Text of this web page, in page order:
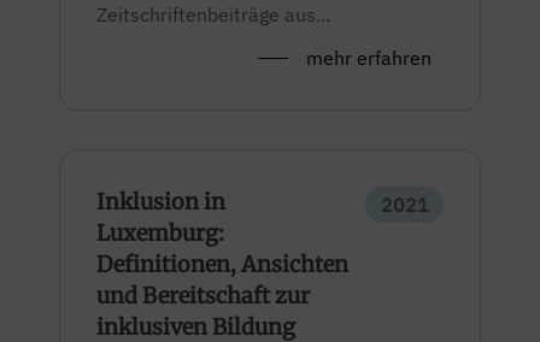
Zeitschriftenbeiträge aus...
mehr erfahren
Inklusion in
Luxemburg:
Definitionen, Ansichten
und Bereitschaft zur
inklusiven Bildung
2021